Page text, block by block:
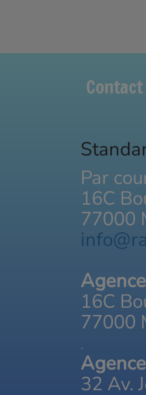
Par
16C
77000
16C
77000
.
32 Av.